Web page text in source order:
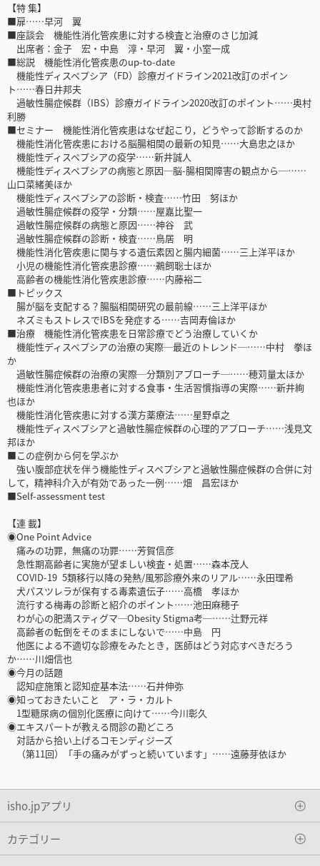
【特 集】
■扉……早河 翼
■座談会 機能性消化管疾患に対する検査と治療のさじ加減
出席者：金子 宏・中島 淳・早河 翼・小室一成
■総説 機能性消化管疾患のup-to-date
機能性ディスペプシア（FD）診療ガイドライン2021改訂のポイン
ト……春日井邦夫
過敏性腸症候群（IBS）診療ガイドライン2020改訂のポイント……奥村
利勝
■セミナー 機能性消化管疾患はなぜ起こり，どうやって診断するのか
機能性消化管疾患における脳腸相関の最新の知見……大島忠之ほか
機能性ディスペプシアの疫学……新井誠人
機能性ディスペプシアの病態と原因─脳-腸相関障害の観点から─……
山口菜緒美ほか
機能性ディスペプシアの診断・検査……竹田 努ほか
過敏性腸症候群の疫学・分類……屋嘉比聖一
過敏性腸症候群の病態と原因……神谷 武
過敏性腸症候群の診断・検査……鳥居 明
機能性消化管疾患に関与する遺伝素因と腸内細菌……三上洋平ほか
小児の機能性消化管疾患診療……鵜飼聡士ほか
高齢者の機能性消化管疾患診療……内藤裕二
■トピックス
腸が脳を支配する？腸脳相関研究の最前線……三上洋平ほか
ネズミもストレスでIBSを発症する……吉岡寿倫ほか
■治療 機能性消化管疾患を日常診療でどう治療していくか
機能性ディスペプシアの治療の実際─最近のトレンド─……中村 拳ほ
か
過敏性腸症候群の治療の実際─分類別アプローチ─……穂苅量太ほか
機能性消化管疾患患者に対する食事・生活習慣指導の実際……新井絢
也ほか
機能性消化管疾患に対する漢方薬療法……星野卓之
機能性ディスペプシアと過敏性腸症候群の心理的アプローチ……浅見文
邦ほか
■この症例から何を学ぶか
強い腹部症状を伴う機能性ディスペプシアと過敏性腸症候群の合併に対
して，精神科介入が有効であった一例……畑 昌宏ほか
■Self-assessment test
【連 載】
◉One Point Advice
痛みの功罪，無痛の功罪……芳賀信彦
急性期高齢者に実施が望ましい検査・処置……森本茂人
COVID-19 5類移行以降の発熱/風邪診療外来のリアル……永田理希
犬パスツレラが保有する毒素遺伝子……高橋 孝ほか
流行する梅毒の診断と紹介のポイント……池田麻穂子
わが心の肥満スティグマ─Obesity Stigma考─……辻野元祥
高齢者の転倒をそのままにしないで……中島 円
他医による不適切な診療をみたとき，医師はどう対応すべきだろう
か……川畑信也
◉今月の話題
認知症施策と認知症基本法……石井伸弥
◉知っておきたいこと ア・ラ・カルト
1型糖尿病の個別化医療に向けて……今川彰久
◉エキスパートが教える問診の勘どころ
対話から拾い上げるコモンディジーズ
（第11回）「手の痛みがずっと続いています」……遠藤芽依ほか
isho.jpアプリ
カテゴリー